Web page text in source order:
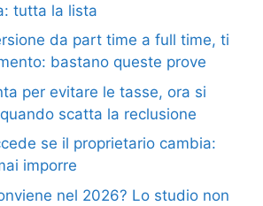
tutta la lista
da part time a full time, ti
bastano queste prove
per evitare le tasse, ora si
scatta la reclusione
se il proprietario cambia:
imporre
nel 2026? Lo studio non